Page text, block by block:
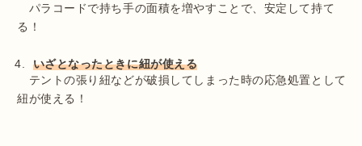
パラコードで持ち手の面積を増やすことで、安定して持て
る！
いざとなったときに紐が使える
テントの張り紐などが破損してしまった時の応急処置として